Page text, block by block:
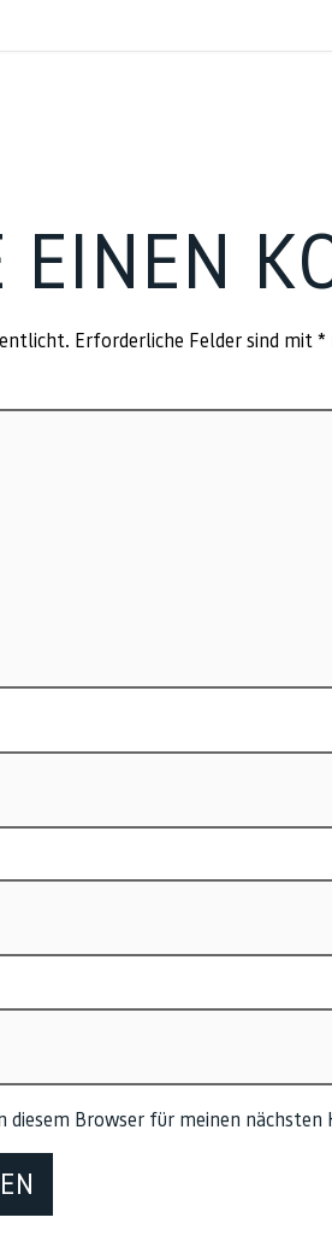
EINEN
Erforderliche Felder sind mit *
diesem Browser für meinen